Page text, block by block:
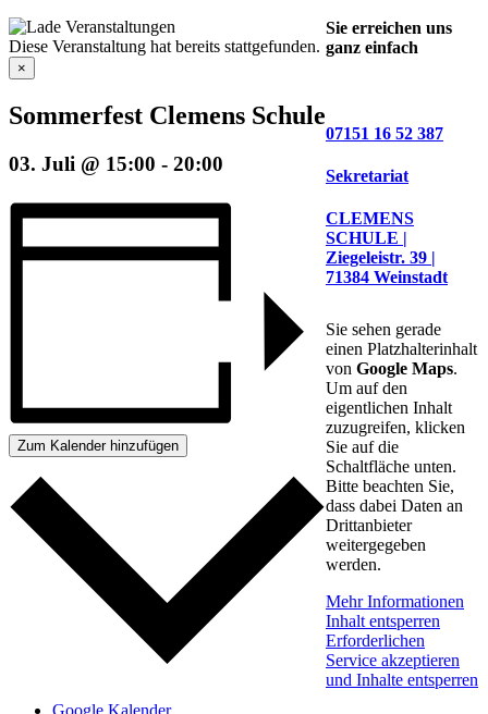
Diese Veranstaltung hat bereits stattgefunden.
×
Sommerfest Clemens Schule
03. Juli @ 15:00 - 20:00
Zum Kalender hinzufügen
Sie erreichen uns
ganz einfach
07151 16 52 387
Sekretariat
CLEMENS
SCHULE |
Ziegeleistr. 39 |
71384 Weinstadt
Sie sehen gerade
einen Platzhalterinhalt
von Google Maps.
Um auf den
eigentlichen Inhalt
zuzugreifen, klicken
Sie auf die
Schaltfläche unten.
Bitte beachten Sie,
dass dabei Daten an
Drittanbieter
weitergegeben
werden.
Mehr Informationen
Inhalt entsperren
Erforderlichen
Service akzeptieren
und Inhalte entsperren